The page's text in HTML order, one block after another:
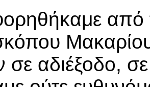
από
Μακαρίου
σε αδιέξοδο,